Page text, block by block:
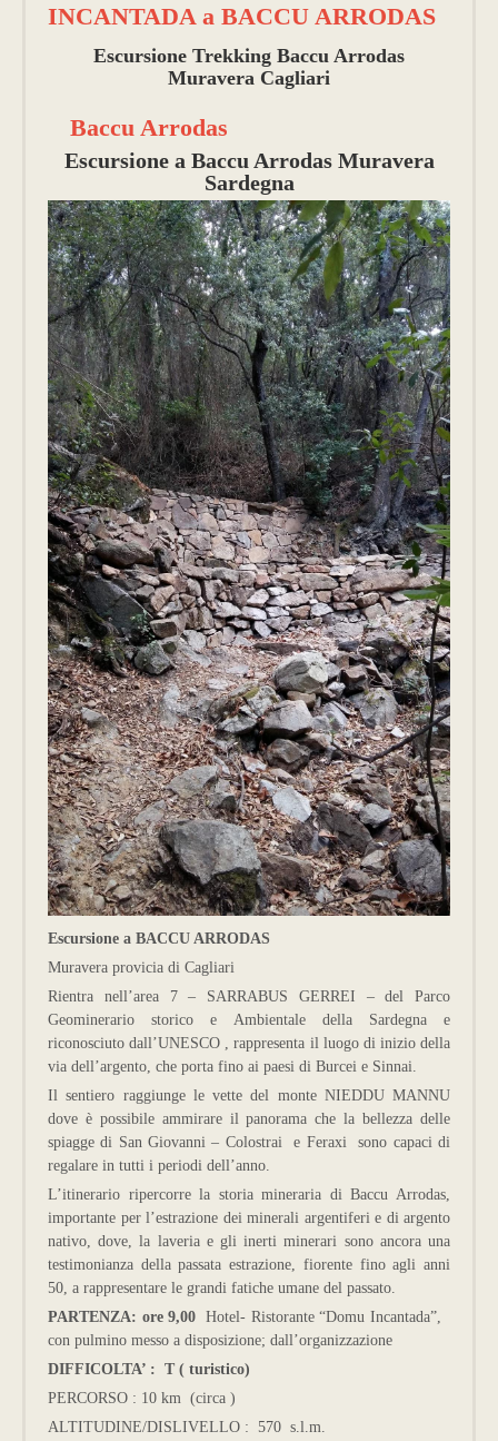
INCANTADA a BACCU ARRODAS
Escursione Trekking Baccu Arrodas
Muravera Cagliari
Baccu Arrodas
Escursione a Baccu Arrodas Muravera
Sardegna
Escursione a BACCU ARRODAS
Muravera provicia di Cagliari
Rientra nell’area 7 – SARRABUS GERREI – del Parco
Geominerario storico e Ambientale della Sardegna e
riconosciuto dall’UNESCO , rappresenta il luogo di inizio della
via dell’argento, che porta fino ai paesi di Burcei e Sinnai.
Il sentiero raggiunge le vette del monte NIEDDU MANNU
dove è possibile ammirare il panorama che la bellezza delle
spiagge di San Giovanni – Colostrai e Feraxi sono capaci di
regalare in tutti i periodi dell’anno.
L’itinerario ripercorre la storia mineraria di Baccu Arrodas,
importante per l’estrazione dei minerali argentiferi e di argento
nativo, dove, la laveria e gli inerti minerari sono ancora una
testimonianza della passata estrazione, fiorente fino agli anni
50, a rappresentare le grandi fatiche umane del passato.
PARTENZA: ore 9,00 Hotel- Ristorante “Domu Incantada”,
con pulmino messo a disposizione; dall’organizzazione
DIFFICOLTA’ : T ( turistico)
PERCORSO : 10 km (circa )
ALTITUDINE/DISLIVELLO : 570 s.l.m.